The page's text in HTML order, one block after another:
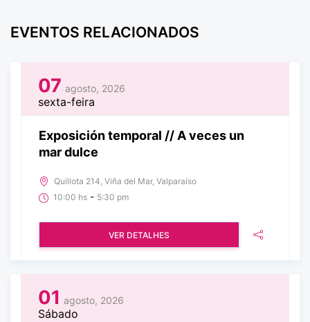
EVENTOS RELACIONADOS
07 agosto, 2026
sexta-feira
Exposición temporal // A veces un
mar dulce
Quillota 214, Viña del Mar, Valparaíso
10:00 hs - 5:30 pm
VER DETALHES
01 agosto, 2026
Sábado